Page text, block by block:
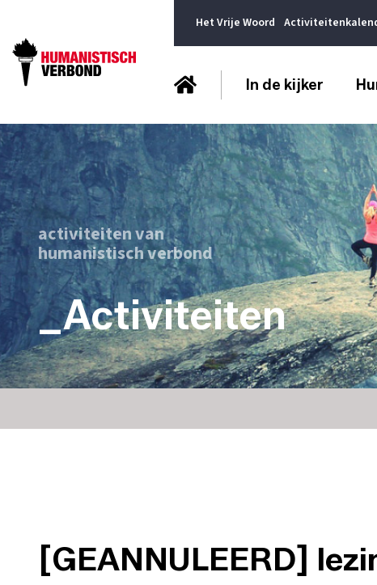
Het Vrije Woord
In de kijker
activiteiten van
humanistisch verbond
_Activiteiten
[GEANNULEERD]